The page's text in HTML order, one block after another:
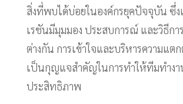
สิ่งที่พบได้บ่อยในองค์กรยุคปัจจุบัน ซึ่ง
เรชันมีมุมมอง ประสบการณ์ และวิธีก
ต่างกัน การเข้าใจและบริหารความแต
เป็นกุญแจสำคัญในการทำให้ทีมทำงา
ประสิทธิภาพ